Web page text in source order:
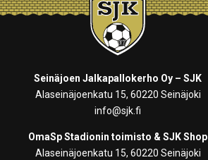
Seinäjoen Jalkapallokerho Oy – SJK
Alaseinäjoenkatu 15, 60220 Seinäjoki
info@sjk.fi
OmaSp Stadionin toimisto & SJK Shop
Alaseinäjoenkatu 15, 60220 Seinäjoki